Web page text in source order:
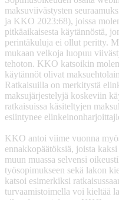
maksuviivästysten
ja KKO 2023:68), joissa
pitkäaikaisesta käytännöstä,
perintäkuluja ei ollut peritty.
mukaan velkoja luopuu
tehoton. KKO katsoikin
käytännöt olivat
Ratkaisuilla on merkitystä
maksujärjestelyjä koskeviin
ratkaisuissa käsiteltyjen
esiintynee
KKO antoi viime vuonna
ennakkopäätöksiä, joista
muun muassa selvensi
työsopimukseen sekä lakon
katsoi esimerkiksi
turvaamistoimella voi kieltää